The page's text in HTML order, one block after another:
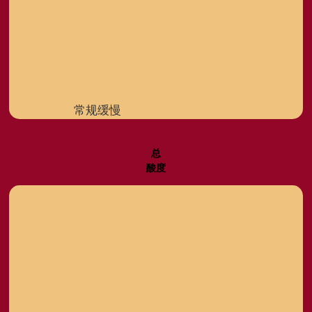
常规缓慢
总
酸度